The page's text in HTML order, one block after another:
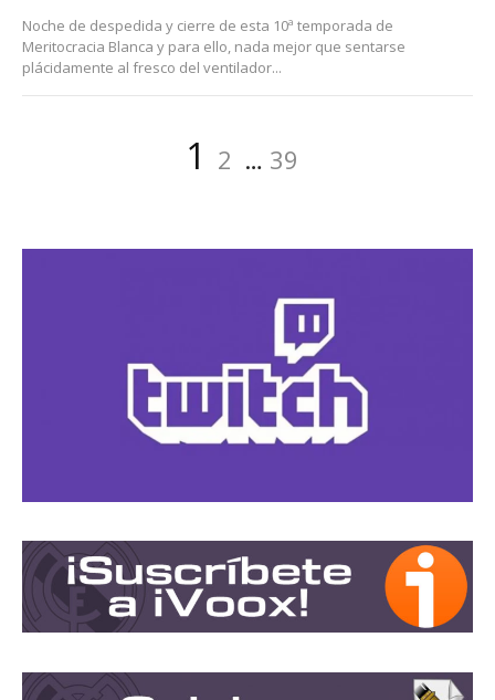
Noche de despedida y cierre de esta 10ª temporada de
Meritocracia Blanca y para ello, nada mejor que sentarse
plácidamente al fresco del ventilador...
Página
1 Página
2 … Página
39